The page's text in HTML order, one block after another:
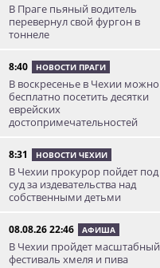
В Праге пьяный водитель
перевернул свой фургон в
тоннеле
8:40 НОВОСТИ ПРАГИ
В воскресенье в Чехии можно
бесплатно посетить десятки
еврейских
достопримечательностей
8:31 НОВОСТИ ЧЕХИИ
В Чехии прокурор пойдет под
суд за издевательства над
собственными детьми
08.08.26 22:46 АФИША
В Чехии пройдет масштабный
фестиваль хмеля и пива